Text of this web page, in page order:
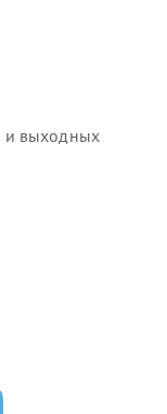
и выходных